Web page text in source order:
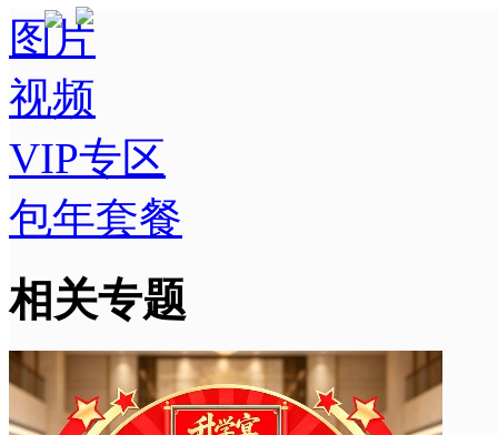
图片
视频
VIP专区
包年套餐
相关专题